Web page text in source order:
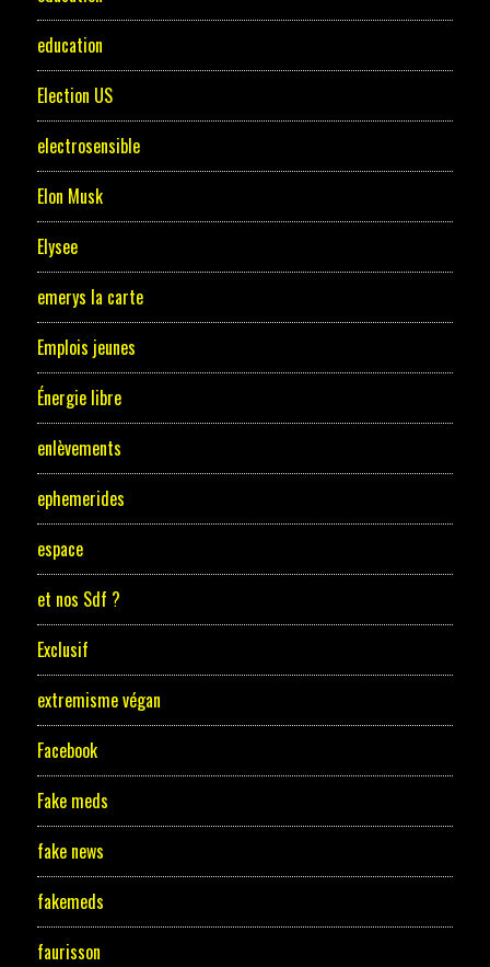
education
Election US
electrosensible
Elon Musk
Elysee
emerys la carte
Emplois jeunes
Énergie libre
enlèvements
ephemerides
espace
et nos Sdf ?
Exclusif
extremisme végan
Facebook
Fake meds
fake news
fakemeds
faurisson